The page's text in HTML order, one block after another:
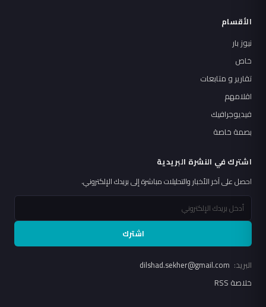
الأقسام
نيوز بار
خاص
تقارير و متابعات
اقلامهم
فيديوجرافيك
بصمة خاصة
اشترك في النشرة البريدية
احصل على آخر الأخبار والتحليلات مباشرة إلى بريدك الإلكتروني.
اشترك
البريد:
خلاصة RSS